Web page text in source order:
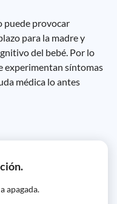
puede provocar
para la madre y
del bebé. Por lo
experimentan síntomas
médica lo antes
apagada.